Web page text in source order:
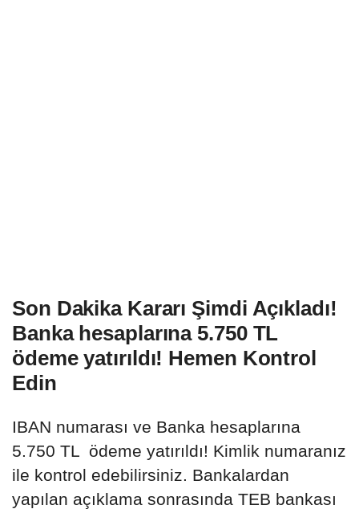
Son Dakika Kararı Şimdi Açıkladı!
Banka hesaplarına 5.750 TL
ödeme yatırıldı! Hemen Kontrol
Edin
IBAN numarası ve Banka hesaplarına
5.750 TL ödeme yatırıldı! Kimlik numaranız
ile kontrol edebilirsiniz. Bankalardan
yapılan açıklama sonrasında TEB bankası